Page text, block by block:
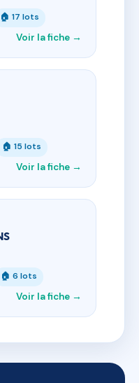
🏠 17 lots
Voir la fiche →
🏠 15 lots
Voir la fiche →
🏠 6 lots
Voir la fiche →